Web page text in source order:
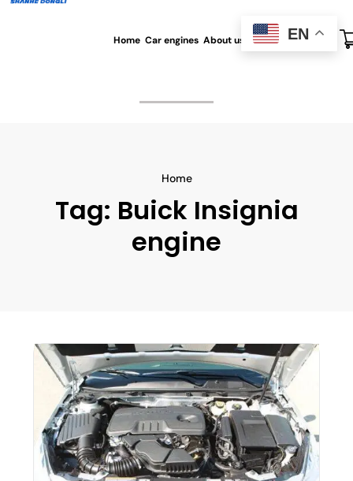
Home Car engines About us All blog Contact us
Home
Tag: Buick Insignia
engine
EN